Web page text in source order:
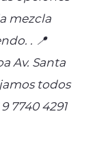
mezcla
. 📍
Av. Santa
todos
7740 4291